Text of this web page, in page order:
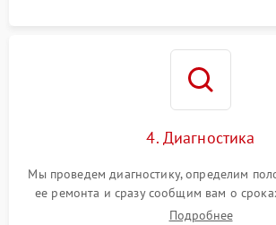
4. Диагностика
Мы проведем диагностику, определим
ее ремонта и сразу сообщим вам о
Подробнее